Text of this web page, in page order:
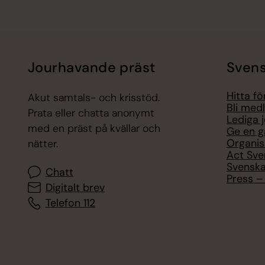
Jourhavande präst
Akut samtals- och krisstöd.
Prata eller chatta anonymt
med en präst på kvällar och
nätter.
Chatt
Digitalt brev
Telefon 112
Hitta
Bli
Lediga
Ge en
Act
Press